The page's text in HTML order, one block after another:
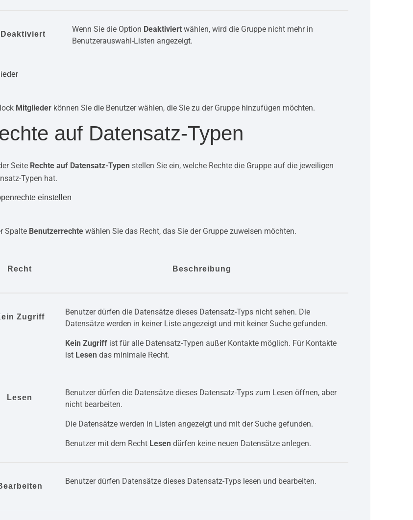
Deaktiviert
Wenn Sie die Option Deaktiviert wählen, wird die Gruppe nicht mehr in
Benutzerauswahl-Listen angezeigt.
Mitglieder können Sie die Benutzer wählen, die Sie zu der Gruppe hinzufügen möchten.
auf Datensatz-Typen
Seite Rechte auf Datensatz-Typen stellen Sie ein, welche Rechte die Gruppe auf die jeweiligen
Typen hat.
einstellen
Spalte Benutzerrechte wählen Sie das Recht, das Sie der Gruppe zuweisen möchten.
Recht Beschreibung
Zugriff
Benutzer dürfen die Datensätze dieses Datensatz-Typs nicht sehen. Die
Datensätze werden in keiner Liste angezeigt und mit keiner Suche gefunden.
Kein Zugriff ist für alle Datensatz-Typen außer Kontakte möglich. Für Kontakte
ist Lesen das minimale Recht.
Lesen
Benutzer dürfen die Datensätze dieses Datensatz-Typs zum Lesen öffnen, aber
nicht bearbeiten.
Die Datensätze werden in Listen angezeigt und mit der Suche gefunden.
Benutzer mit dem Recht Lesen dürfen keine neuen Datensätze anlegen.
Benutzer dürfen Datensätze dieses Datensatz-Typs lesen und bearbeiten.